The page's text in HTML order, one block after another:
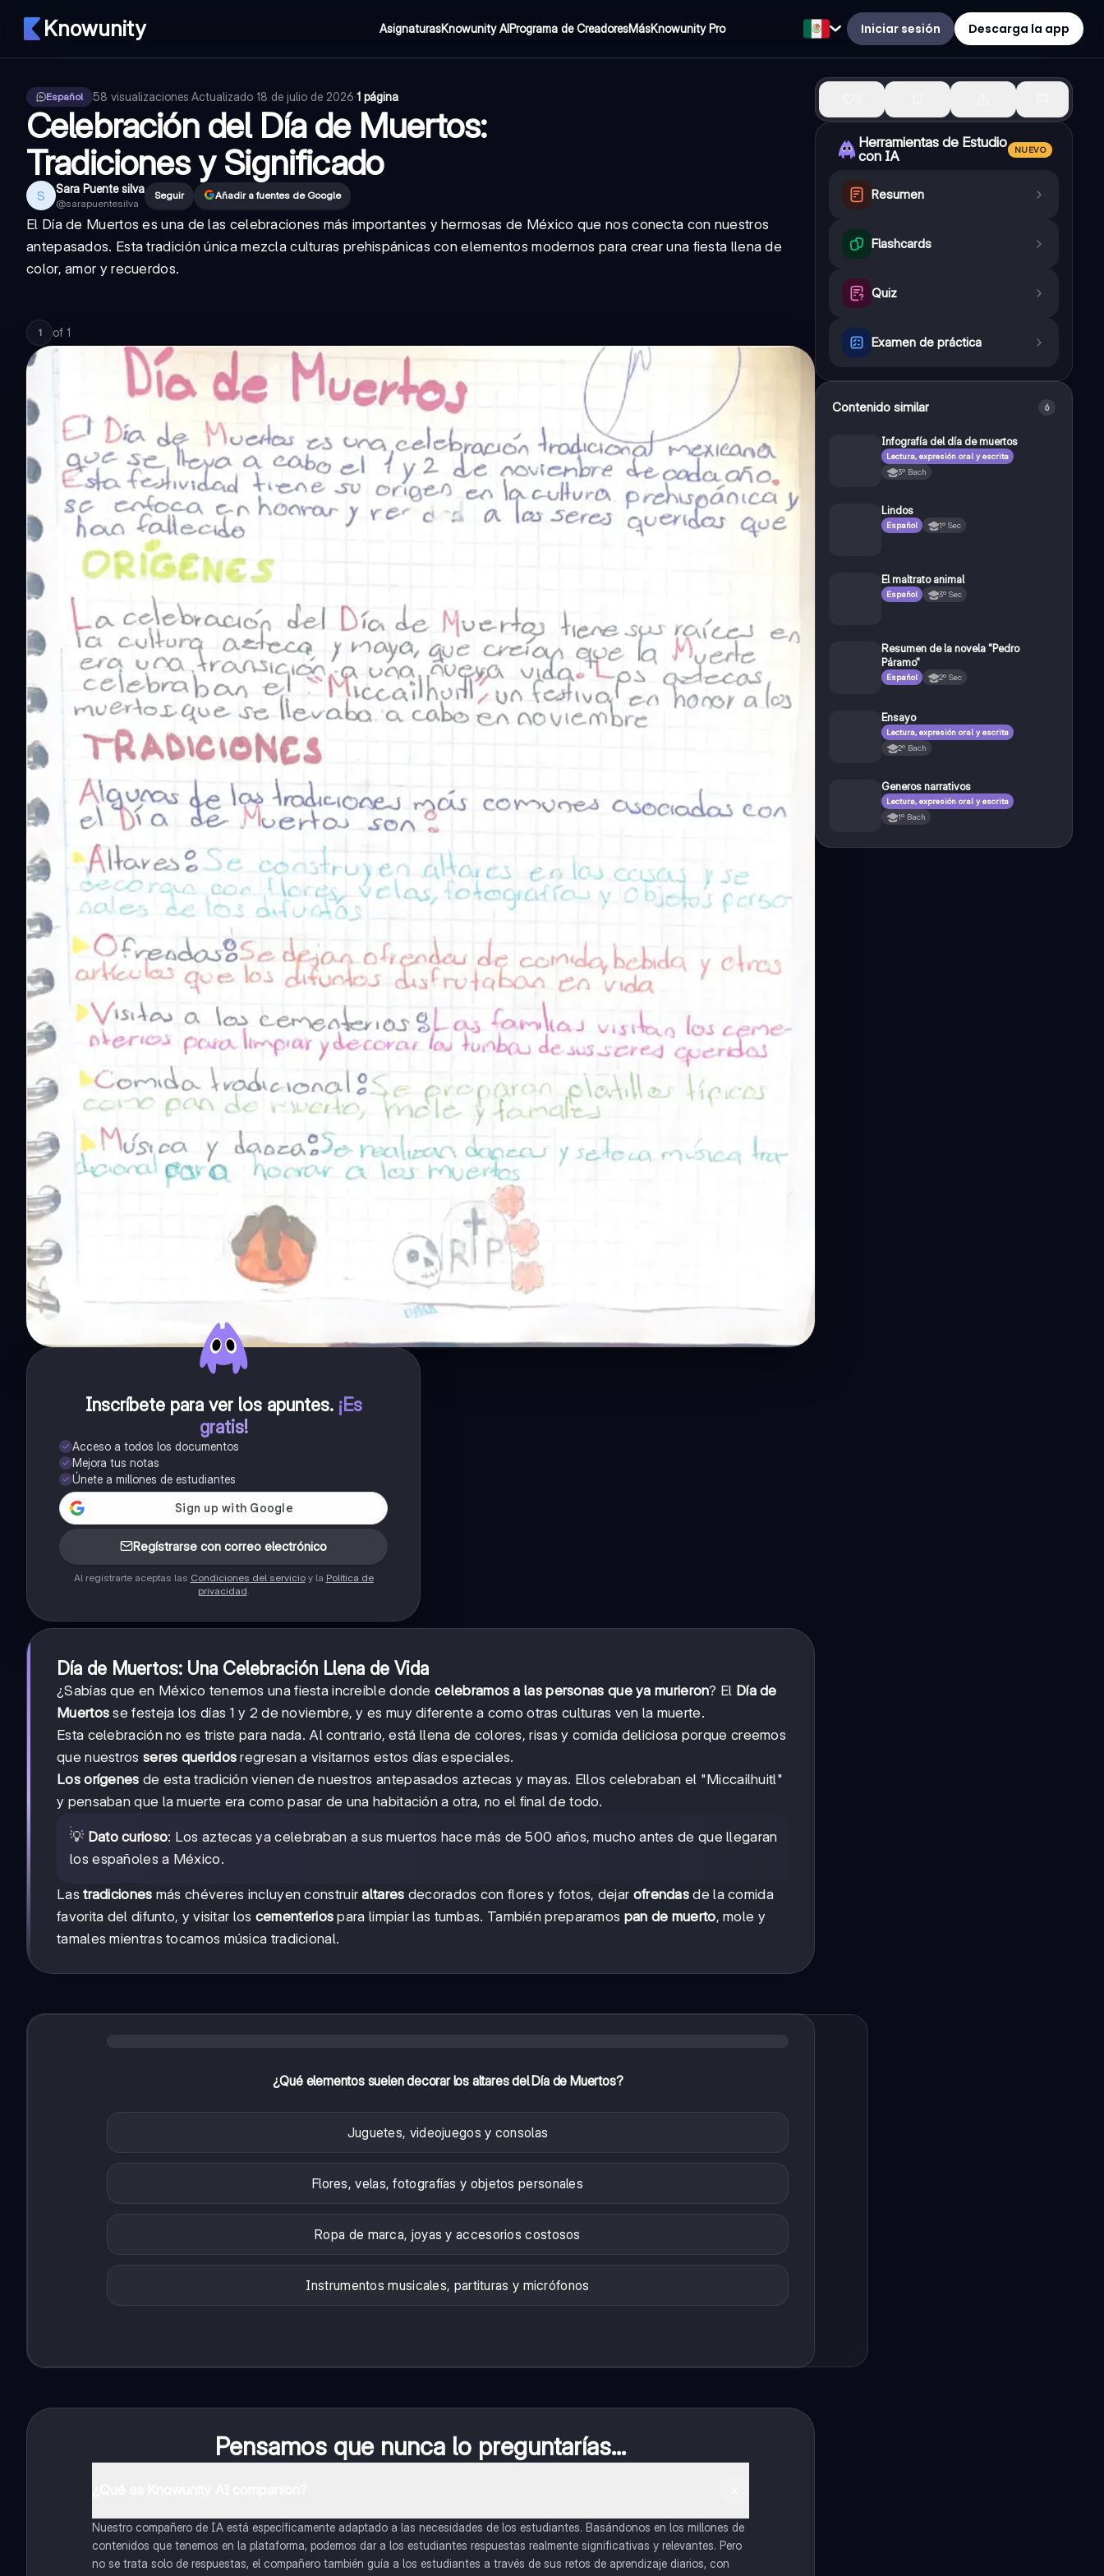
Knowunity AsignaturasKnowunity AIPrograma de CreadoresMásKnowunity Pro Iniciar sesión Descarga la app
Español 58 visualizaciones·Actualizado 18 de julio de 2026·1 página
Celebración del Día de Muertos:
Tradiciones y Significado
S Sara Puente silva
@sarapuentesilva
Seguir Añadir a fuentes de Google
El Día de Muertos es una de las celebraciones más importantes y hermosas de México que nos conecta con nuestros
antepasados. Esta tradición única mezcla culturas prehispánicas con elementos modernos para crear una fiesta llena de
color, amor y recuerdos.
1 of 1
Inscríbete para ver los apuntes. ¡Es
gratis!
Acceso a todos los documentos
Mejora tus notas
Únete a millones de estudiantes
Regístrarse con correo electrónico
Al registrarte aceptas las Condiciones del servicioy la Política de
privacidad
Día de Muertos: Una Celebración Llena de Vida
¿Sabías que en México tenemos una fiesta increíble dondecelebramos a las personas que ya murieron? El Día de
Muertos se festeja los días 1 y 2 de noviembre, y es muy diferente a como otras culturas ven la muerte.
Esta celebración no es triste para nada. Al contrario, está llena de colores, risas y comida deliciosa porque creemos
que nuestros seres queridos regresan a visitarnos estos días especiales.
Los orígenes de esta tradición vienen de nuestros antepasados aztecas y mayas. Ellos celebraban el "Miccailhuitl"
y pensaban que la muerte era como pasar de una habitación a otra, no el final de todo.
💡 Dato curioso: Los aztecas ya celebraban a sus muertos hace más de 500 años, mucho antes de que llegaran
los españoles a México.
Lastradiciones más chéveres incluyen construiraltares decorados con flores y fotos, dejar ofrendas de la comida
favorita del difunto, y visitar los cementerios para limpiar las tumbas. También preparamos pan de muerto, mole y
tamales mientras tocamos música tradicional.
¿Qué elementos suelen decorar los altares del Día de Muertos?
Juguetes, videojuegos y consolas
Flores, velas, fotografías y objetos personales
Ropa de marca, joyas y accesorios costosos
Instrumentos musicales, partituras y micrófonos
Pensamos que nunca lo preguntarías...
Nuestro compañero de IA está específicamente adaptado a las necesidades de los estudiantes. Basándonos en los millones de
contenidos que tenemos en la plataforma, podemos dar a los estudiantes respuestas realmente significativas y relevantes. Pero
no se trata solo de respuestas, el compañero también guía a los estudiantes a través de sus retos de aprendizaje diarios, con
Herramientas de Estudio
con IA
NUEVO
Resumen
Flashcards
Quiz
Examen de práctica
Contenido similar 6
Infografía del día de muertos
Lectura, expresión oral y escrita
3º Bach
Lindos
Español 1º Sec
El maltrato animal
Español 3º Sec
Resumen de la novela "Pedro
Páramo"
Español 2º Sec
Ensayo
Lectura, expresión oral y escrita
2º Bach
Generos narrativos
Lectura, expresión oral y escrita
1º Bach